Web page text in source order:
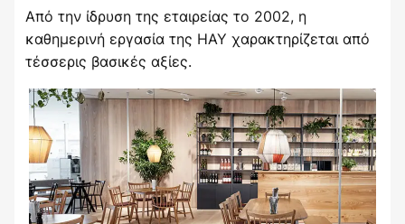
Από την ίδρυση της εταιρείας το 2002, η
καθημερινή εργασία της HAY χαρακτηρίζεται από
τέσσερις βασικές αξίες.